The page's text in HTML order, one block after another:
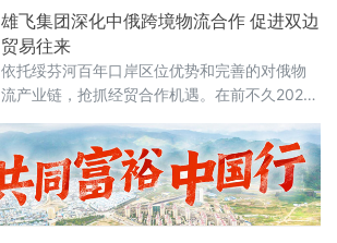
道道可量化、可追溯的工序：原料肉验收、低
温滚揉腌制、自动化摊筛、精准温控烘烤、洁
净内包装
雄飞集团深化中俄跨境物流合作 促进双边
贸易往来
依托绥芬河百年口岸区位优势和完善的对俄物
流产业链，抢抓经贸合作机遇。在前不久2026
成功签署了战略合作协议，为深化中俄跨境物
流合作、促进双边贸易往来积蓄新力量。